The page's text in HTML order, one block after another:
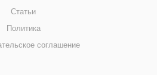
Статьи
Политика
соглашение